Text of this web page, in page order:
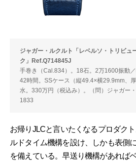
ジャガー・ルクルト「レベルソ・トリビュ
ク」Ref.Q714845J
手巻き（Cal.834）。18石。2万1600振動
42時間。SSケース（縦49.4×横29.9mm、
水。330万円（税込み）。（問）ジャガー
1833
お帰りJLCと言いたくなるプロダク
ルドタイム機構を設け、しかも表側
を備えている。早送り機構があれば